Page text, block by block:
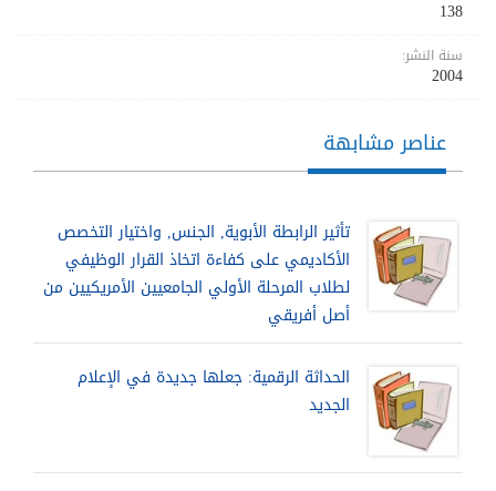
138
سنة النشر:
2004
عناصر مشابهة
تأثير الرابطة الأبوية, الجنس, واختيار التخصص
الأكاديمي على كفاءة اتخاذ القرار الوظيفي
لطلاب المرحلة الأولي الجامعيين الأمريكيين من
أصل أفريقي
الحداثة الرقمية: جعلها جديدة في الإعلام
الجديد